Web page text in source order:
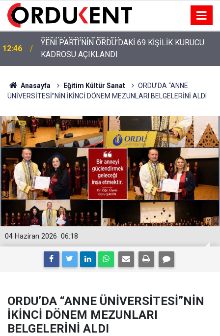
12:46
YENİ PARTİ’NİN ORDU’DAKİ 69 KİŞİLİK KURUCU
KADROSU AÇIKLANDI
Anasayfa Eğitim Kültür Sanat
ORDU’DA “ANNE
ÜNİVERSİTESİ”NİN İKİNCİ DÖNEM MEZUNLARI BELGELERİNİ ALDI
06:18
04 Haziran 2026
ORDU’DA “ANNE ÜNİVERSİTESİ”NİN
İKİNCİ DÖNEM MEZUNLARI
BELGELERİNİ ALDI